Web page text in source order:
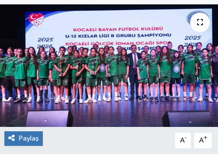
Paylaş A- A+
GÜNCEL
RESMİ İLAN
Künye